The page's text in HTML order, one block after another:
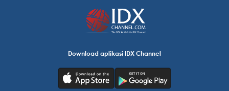
Download aplikasi IDX Channel